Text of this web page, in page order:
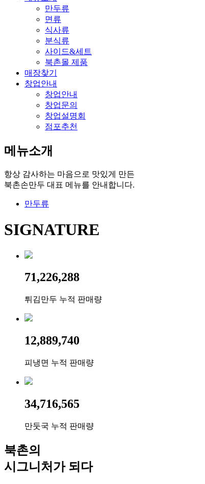
만두류
면류
식사류
분식류
사이드&세트
북촌몰 제품
매장찾기
창업안내
창업안내
창업문의
창업설명회
점포추천
메뉴소개
항상 감사하는 마음으로 맛있게 만든
북촌손만두 대표 메뉴를 안내합니다.
만두류
SIGNATURE
71,226,288
튀김만두 누적 판매량
12,889,740
피냉면 누적 판매량
34,716,565
만둣국 누적 판매량
북촌의
시그니처가 되다